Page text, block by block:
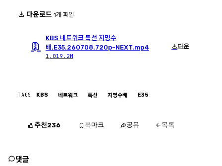
다운로드 1개 파일
KBS 네트워크 특선 지명수
배.E35.260708.720p-NEXT.mp4
1,019.2M
다운
TAGS KBS 네트워크 특선 지명수배 E35
추천236 북마크 공유 목록
댓글